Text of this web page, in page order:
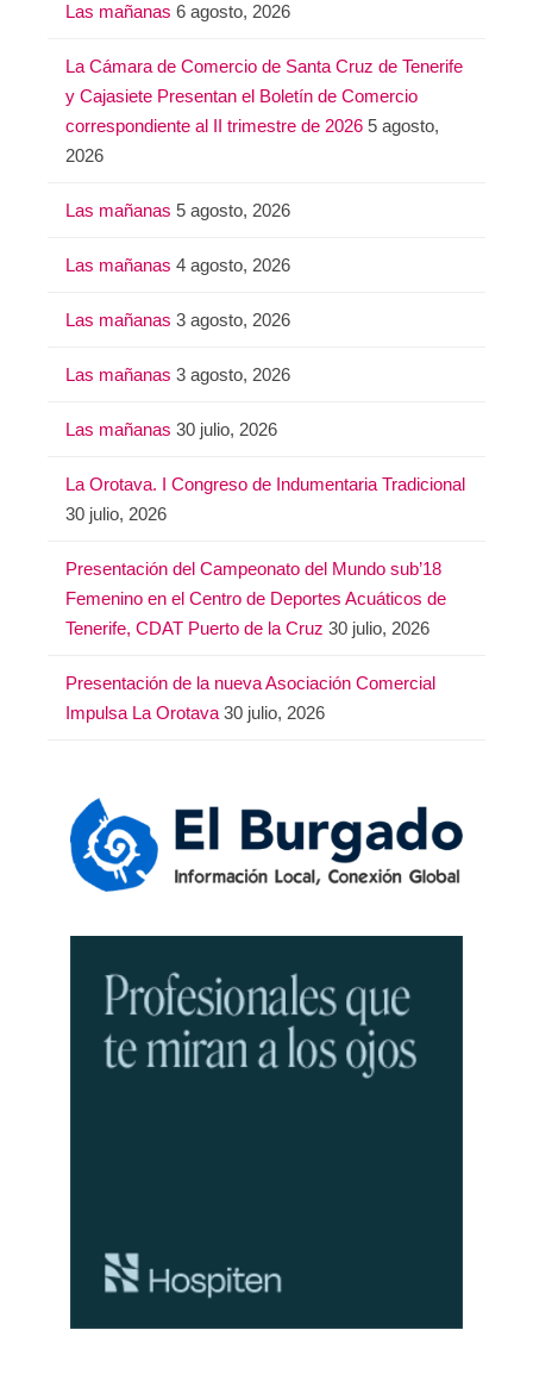
Las mañanas 6 agosto, 2026
La Cámara de Comercio de Santa Cruz de Tenerife
y Cajasiete Presentan el Boletín de Comercio
correspondiente al II trimestre de 2026 5 agosto,
2026
Las mañanas 5 agosto, 2026
Las mañanas 4 agosto, 2026
Las mañanas 3 agosto, 2026
Las mañanas 3 agosto, 2026
Las mañanas 30 julio, 2026
La Orotava. I Congreso de Indumentaria Tradicional
30 julio, 2026
Presentación del Campeonato del Mundo sub’18
Femenino en el Centro de Deportes Acuáticos de
Tenerife, CDAT Puerto de la Cruz 30 julio, 2026
Presentación de la nueva Asociación Comercial
Impulsa La Orotava 30 julio, 2026